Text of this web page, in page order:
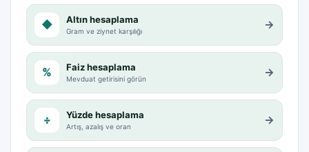
◆ Altın hesaplama
Gram ve ziynet karşılığı →
% Faiz hesaplama
Mevduat getirisini görün →
÷ Yüzde hesaplama
Artış, azalış ve oran →